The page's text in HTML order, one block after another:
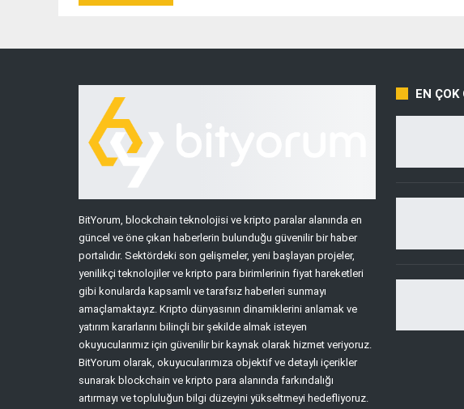
BitYorum, blockchain teknolojisi ve kripto paralar alanında en
güncel ve öne çıkan haberlerin bulunduğu güvenilir bir haber
portalıdır. Sektördeki son gelişmeler, yeni başlayan projeler,
yenilikçi teknolojiler ve kripto para birimlerinin fiyat hareketleri
gibi konularda kapsamlı ve tarafsız haberleri sunmayı
amaçlamaktayız. Kripto dünyasının dinamiklerini anlamak ve
yatırım kararlarını bilinçli bir şekilde almak isteyen
okuyucularımız için güvenilir bir kaynak olarak hizmet veriyoruz.
BitYorum olarak, okuyucularımıza objektif ve detaylı içerikler
sunarak blockchain ve kripto para alanında farkındalığı
artırmayı ve topluluğun bilgi düzeyini yükseltmeyi hedefliyoruz.
EN ÇOK